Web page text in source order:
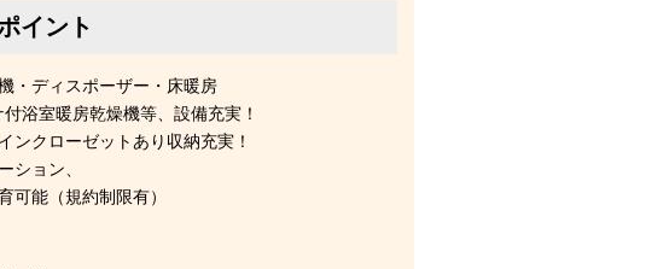
イント
・ディスポーザー・床暖房
浴室暖房乾燥機等、設備充実！
ンクローゼットあり収納充実！
ション、
可能（規約制限有）